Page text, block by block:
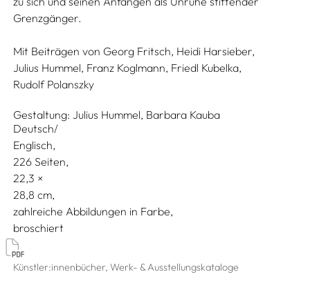
Grenzgänger.
Mit Beiträgen von Georg Fritsch, Heidi Harsieber,
Julius Hummel, Franz Koglmann, Friedl Kubelka,
Rudolf Polanszky
Gestaltung: Julius Hummel, Barbara Kauba
Deutsch/
Englisch
226 Seiten,
22,3
28,8
zahlreiche Abbildungen in Farbe
broschiert
Künstler:innenbücher, Werk- & Ausstellungskataloge